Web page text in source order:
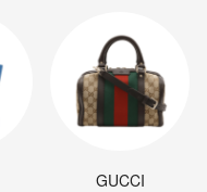
GUCCI